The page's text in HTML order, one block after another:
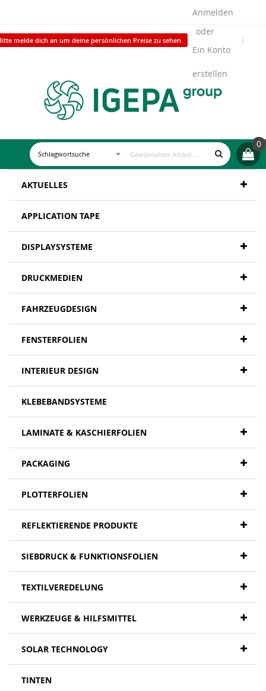
melde dich an um deine persönlichen Preise zu sehen.
Anmelden
Ein Konto
erstellen
0
AKTUELLES
APPLICATION TAPE
DISPLAYSYSTEME
DRUCKMEDIEN
FAHRZEUGDESIGN
FENSTERFOLIEN
INTERIEUR DESIGN
KLEBEBANDSYSTEME
LAMINATE & KASCHIERFOLIEN
PACKAGING
PLOTTERFOLIEN
REFLEKTIERENDE PRODUKTE
SIEBDRUCK & FUNKTIONSFOLIEN
TEXTILVEREDELUNG
WERKZEUGE & HILFSMITTEL
SOLAR TECHNOLOGY
TINTEN